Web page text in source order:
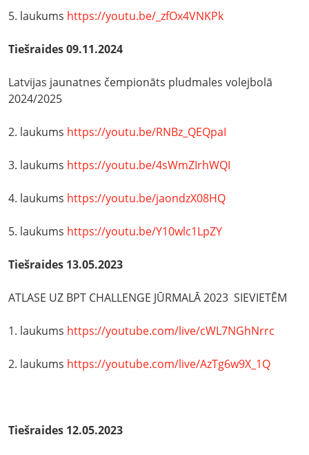
5. laukums https://youtu.be/_zfOx4VNKPk
Tiešraides 09.11.2024
Latvijas jaunatnes čempionāts pludmales volejbolā
2024/2025
2. laukums https://youtu.be/RNBz_QEQpaI
3. laukums https://youtu.be/4sWmZIrhWQI
4. laukums https://youtu.be/jaondzX08HQ
5. laukums https://youtu.be/Y10wlc1LpZY
Tiešraides 13.05.2023
ATLASE UZ BPT CHALLENGE JŪRMALĀ 2023 SIEVIETĒM
1. laukums https://youtube.com/live/cWL7NGhNrrc
2. laukums https://youtube.com/live/AzTg6w9X_1Q
Tiešraides 12.05.2023